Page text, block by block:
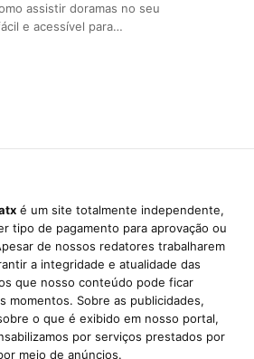
assistir doramas no seu
e acessível para…
é um site totalmente independente,
tipo de pagamento para aprovação ou
de nossos redatores trabalharem
a integridade e atualidade das
que nosso conteúdo pode ficar
momentos. Sobre as publicidades,
o que é exibido em nosso portal,
por serviços prestados por
meio de anúncios.